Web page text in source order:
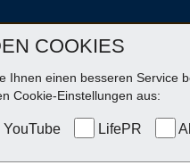
COOKIES
Ihnen einen besseren Service
Cookie-Einstellungen aus:
YouTube LifePR